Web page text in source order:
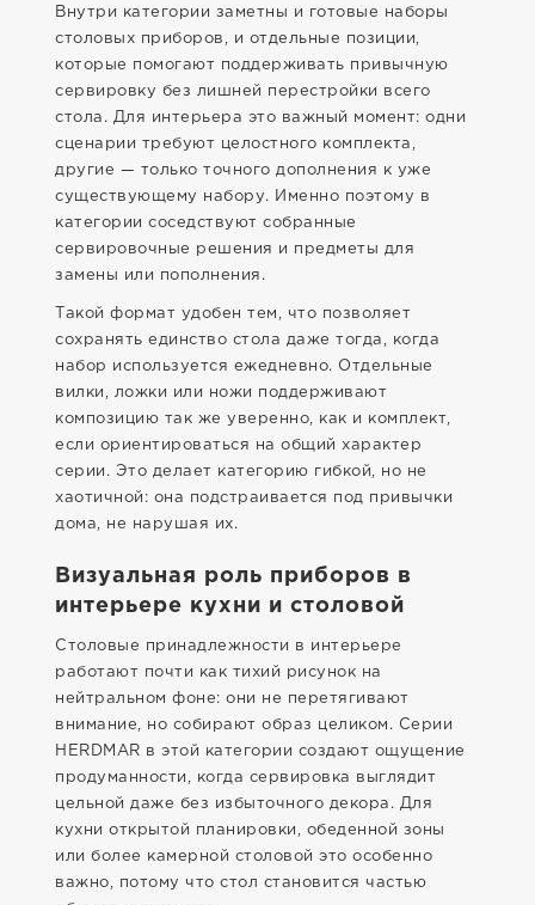
Внутри категории заметны и готовые наборы
столовых приборов, и отдельные позиции,
которые помогают поддерживать привычную
сервировку без лишней перестройки всего
стола. Для интерьера это важный момент: одни
сценарии требуют целостного комплекта,
другие — только точного дополнения к уже
существующему набору. Именно поэтому в
категории соседствуют собранные
сервировочные решения и предметы для
замены или пополнения.
Такой формат удобен тем, что позволяет
сохранять единство стола даже тогда, когда
набор используется ежедневно. Отдельные
вилки, ложки или ножи поддерживают
композицию так же уверенно, как и комплект,
если ориентироваться на общий характер
серии. Это делает категорию гибкой, но не
хаотичной: она подстраивается под привычки
дома, не нарушая их.
Визуальная роль приборов в
интерьере кухни и столовой
Столовые принадлежности в интерьере
работают почти как тихий рисунок на
нейтральном фоне: они не перетягивают
внимание, но собирают образ целиком. Серии
HERDMAR в этой категории создают ощущение
продуманности, когда сервировка выглядит
цельной даже без избыточного декора. Для
кухни открытой планировки, обеденной зоны
или более камерной столовой это особенно
важно, потому что стол становится частью